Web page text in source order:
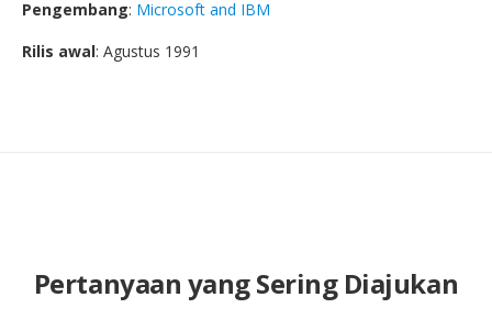
Pengembang: Microsoft and IBM
Rilis awal: Agustus 1991
Pertanyaan yang Sering Diajukan